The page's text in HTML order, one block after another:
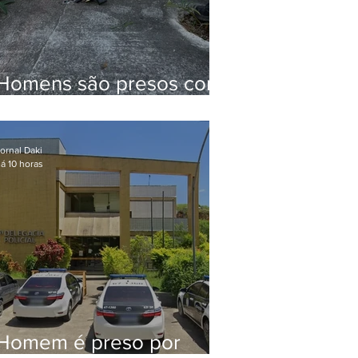
são presos com
Brejal
é preso por
Daki
10 horas